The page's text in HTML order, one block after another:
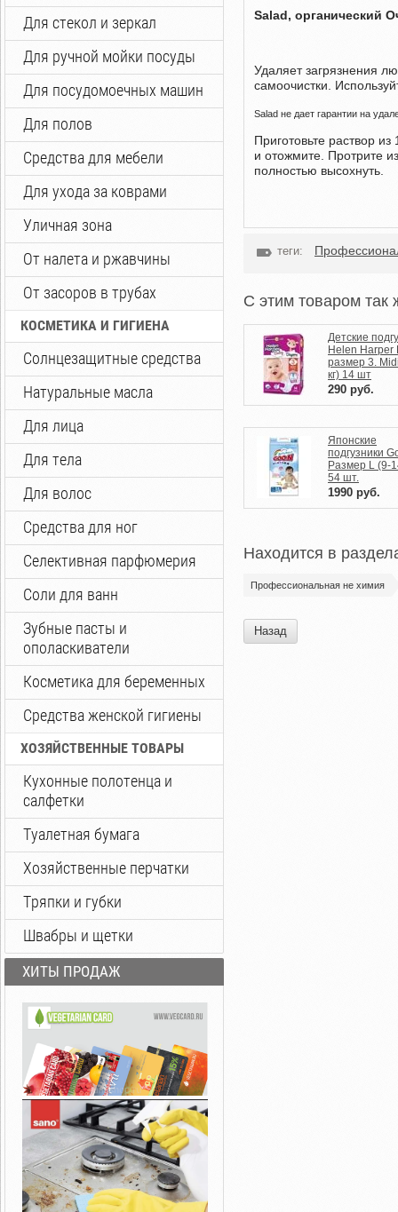
Для стекол и зеркал
Для ручной мойки посуды
Для посудомоечных машин
Для полов
Средства для мебели
Для ухода за коврами
Уличная зона
От налета и ржавчины
От засоров в трубах
КОСМЕТИКА И ГИГИЕНА
Солнцезащитные средства
Натуральные масла
Для лица
Для тела
Для волос
Средства для ног
Селективная парфюмерия
Соли для ванн
Зубные пасты и
ополаскиватели
Косметика для беременных
Средства женской гигиены
ХОЗЯЙСТВЕННЫЕ ТОВАРЫ
Кухонные полотенца и
салфетки
Туалетная бумага
Хозяйственные перчатки
Тряпки и губки
Швабры и щетки
ХИТЫ ПРОДАЖ
Salad, органический
Удаляет загрязнения
самоочистки.
Salad не дает гарантии на
Приготовьте раствор
и отожмите. Протрите
полностью высохнуть.
теги:
C этим товаром так
Детские
Helen Harper
размер 3.
кг) 14 шт
290 руб.
Японские
подгузники
Размер L (9-
54 шт.
1990 руб.
Находится в
Профессиональная не химия
Назад